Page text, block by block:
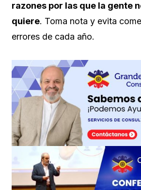
razones por las que la gente
quiere. Toma nota y evita
errores de cada año.